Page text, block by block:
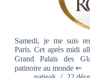
Samedi, je me suis
Paris. Cet après midi
Grand Palais des
patinoire au monde ⇐